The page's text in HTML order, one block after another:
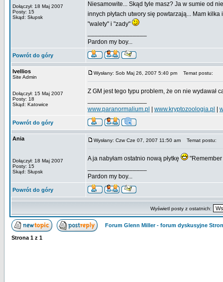
Dołączył: 18 Maj 2007
Posty: 15
Skąd: Słupsk
Niesamowite... Skąd tyle masz? Ja w sumie od
innych płytach utwory się powtarzają... Mam
"walety" i "zady"
Pardon my boy...
Powrót do góry
Ivellios
Site Admin
Dołączył: 15 Maj 2007
Posty: 18
Skąd: Katowice
Wysłany: Sob Maj 26, 2007 5:40 pm Temat postu:
Z GM jest tego typu problem, że on nie wydawał
www.paranormalium.pl
www.kryptozoologia.pl
Powrót do góry
Ania
Dołączył: 18 Maj 2007
Posty: 15
Skąd: Słupsk
Wysłany: Czw Cze 07, 2007 11:50 am Temat postu:
A ja nabyłam ostatnio nową płytkę
Pardon my boy...
Powrót do góry
Wyświetl posty z ostatnich:
Forum Glenn Miller - forum dyskusyjne
Strona 1 z 1